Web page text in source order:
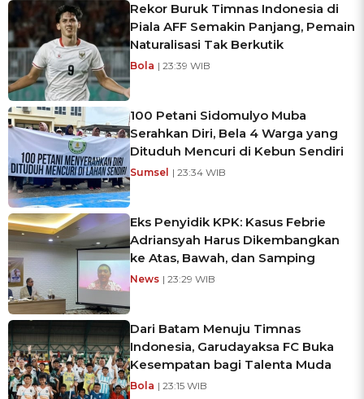
Rekor Buruk Timnas Indonesia di
Piala AFF Semakin Panjang, Pemain
Naturalisasi Tak Berkutik
Bola | 23:39 WIB
100 Petani Sidomulyo Muba
Serahkan Diri, Bela 4 Warga yang
Dituduh Mencuri di Kebun Sendiri
Sumsel | 23:34 WIB
Eks Penyidik KPK: Kasus Febrie
Adriansyah Harus Dikembangkan
ke Atas, Bawah, dan Samping
News | 23:29 WIB
Dari Batam Menuju Timnas
Indonesia, Garudayaksa FC Buka
Kesempatan bagi Talenta Muda
Bola | 23:15 WIB